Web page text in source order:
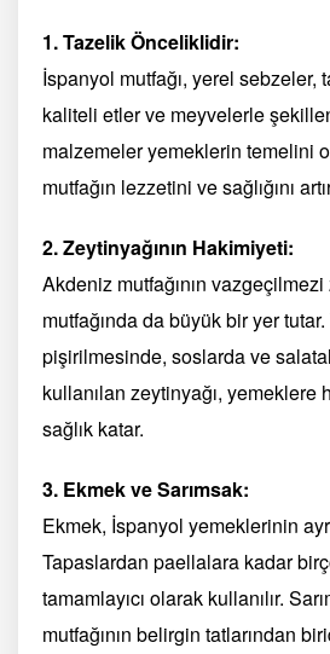
1. Tazelik Önceliklidir:
İspanyol mutfağı, yerel sebzeler,
kaliteli etler ve meyvelerle
malzemeler yemeklerin temelini
mutfağın lezzetini ve sağlığını
2. Zeytinyağının Hakimiyeti:
Akdeniz mutfağının
mutfağında da büyük bir yer
pişirilmesinde, soslarda ve
kullanılan zeytinyağı, yemeklere
sağlık katar.
3. Ekmek ve Sarımsak:
Ekmek, İspanyol yemeklerinin
Tapaslardan paellalara kadar
tamamlayıcı olarak kullanılır.
mutfağının belirgin tatlarından